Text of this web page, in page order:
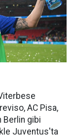
AC Pisa,
Berlin gibi
Juventus'ta